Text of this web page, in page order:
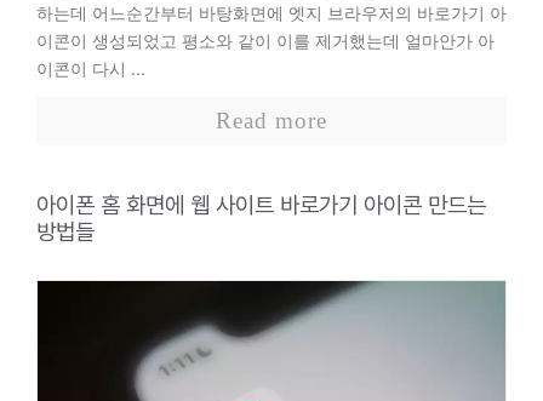
하는데 어느순간부터 바탕화면에 엣지 브라우저의 바로가기 아
이콘이 생성되었고 평소와 같이 이를 제거했는데 얼마안가 아
이콘이 다시 ...
Read more
아이폰 홈 화면에 웹 사이트 바로가기 아이콘 만드는
방법들